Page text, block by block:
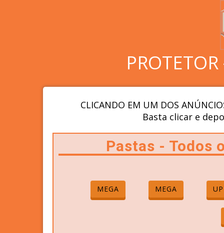
CLICANDO EM UM DOS
Basta clicar e
Pastas - Todos
MEGA MEGA